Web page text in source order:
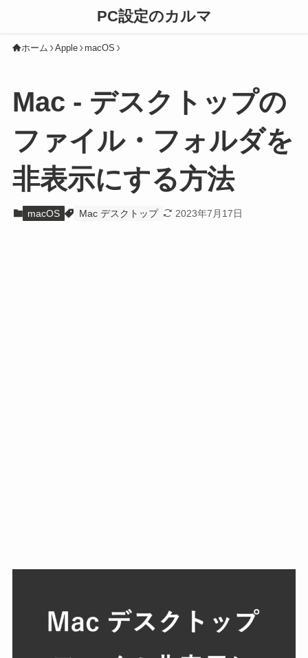
PC設定のカルマ
ホーム Apple macOS
Mac - デスクトップの
ファイル・フォルダを
非表示にする方法
macOS Mac デスクトップ 2023年7月17日